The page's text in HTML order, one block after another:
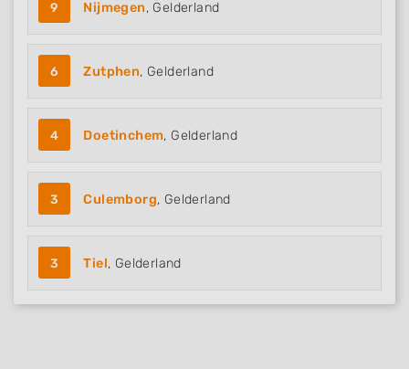
9 Nijmegen, Gelderland
6 Zutphen, Gelderland
4 Doetinchem, Gelderland
3 Culemborg, Gelderland
3 Tiel, Gelderland